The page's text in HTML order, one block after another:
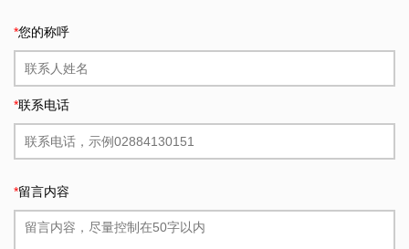
*您的称呼
*联系电话
*留言内容